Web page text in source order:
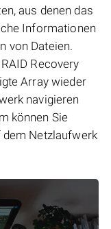
aus denen das
Informationen
von Dateien.
Recovery
Array wieder
navigieren
können Sie
Netzlaufwerk